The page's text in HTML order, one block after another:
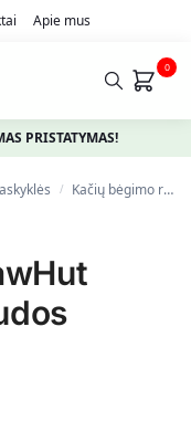
Apie mus
0
PRISTATYMAS!
/ Kačių bėgimo ratas/draskyklė PawHut 91×33,5x94cm., rudos spalvos